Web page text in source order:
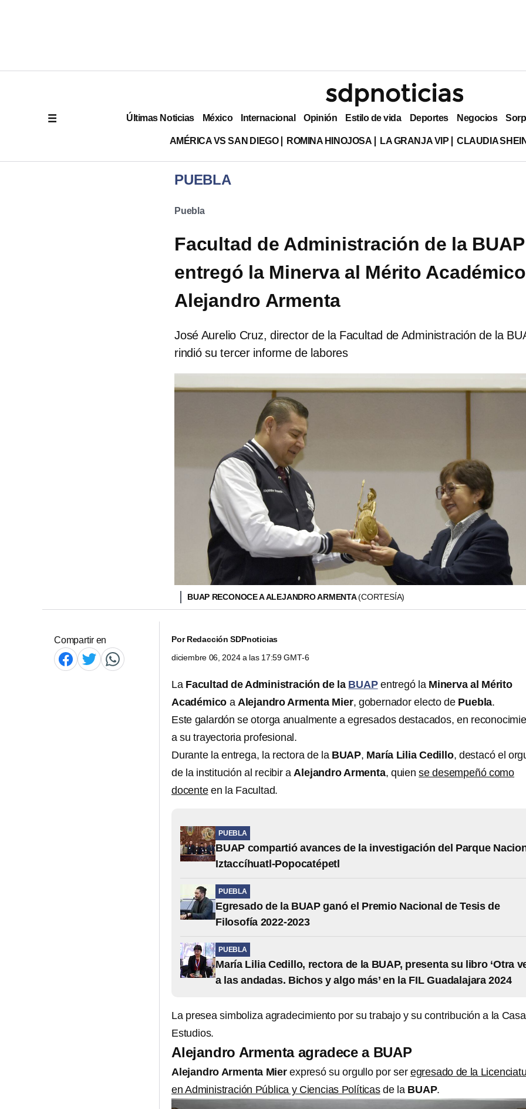
Últimas Noticias México Internacional Opinión Estilo de vida Deportes Negocios
AMÉRICA VS SAN DIEGO ROMINA HINOJOSA LA GRANJA VIP CLAUDIA
PUEBLA
Puebla
Facultad de Administración de la BUAP
entregó la Minerva al Mérito
Alejandro Armenta
José Aurelio Cruz, director de la Facultad de Administración de la
rindió su tercer informe de labores
BUAP RECONOCE A ALEJANDRO ARMENTA(CORTESÍA)
Compartir en PorRedacción SDPnoticias
diciembre 06, 2024 a las 17:59 GMT-6
La Facultad de Administración de la BUAPentregó la Minerva al Mérito
Académico a Alejandro Armenta Mier, gobernador electo de Puebla.
Este galardón se otorga anualmente a egresados destacados, en
a su trayectoria profesional.
Durante la entrega, la rectora de la BUAP, María Lilia Cedillo, destacó el
de la institución al recibir aAlejandro Armenta, quiense desempeñó como
docenteen la Facultad.
PUEBLA
BUAP compartió avances de la investigación del Parque
Iztaccíhuatl-Popocatépetl
PUEBLA
Egresado de la BUAP ganó el Premio Nacional de Tesis de
Filosofía 2022-2023
PUEBLA
María Lilia Cedillo, rectora de la BUAP, presenta su libro ‘Otra
a las andadas. Bichos y algo más’ en la FIL Guadalajara 2024
La presea simboliza agradecimiento por su trabajo y su contribución a la
Estudios.
Alejandro Armenta agradece a BUAP
Alejandro Armenta Mierexpresó su orgullo por ser egresado de la
en Administración Pública y Ciencias Políticasde la BUAP.